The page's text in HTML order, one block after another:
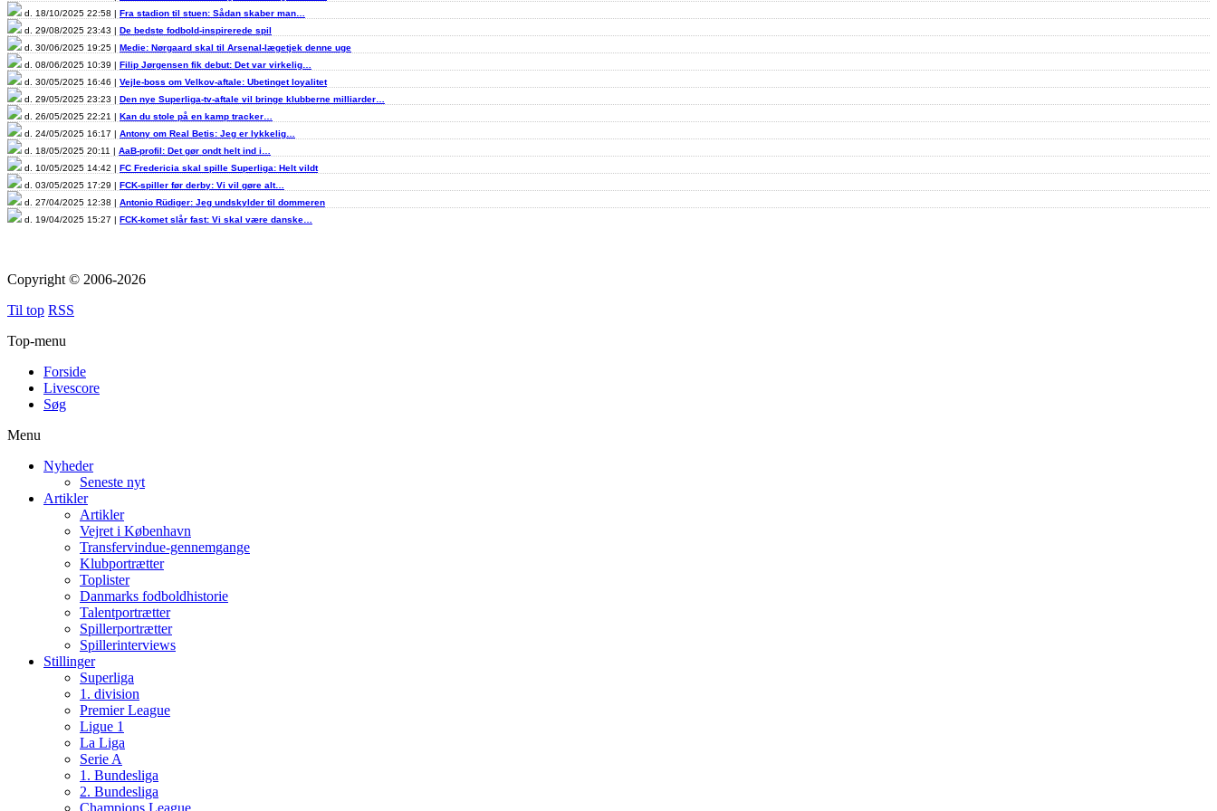
d. 18/10/2025 22:58 | Fra stadion til stuen: Sådan skaber man…
d. 29/08/2025 23:43 | De bedste fodbold-inspirerede spil
d. 30/06/2025 19:25 | Medie: Nørgaard skal til Arsenal-lægetjek denne uge
d. 08/06/2025 10:39 | Filip Jørgensen fik debut: Det var virkelig…
d. 30/05/2025 16:46 | Vejle-boss om Velkov-aftale: Ubetinget loyalitet
d. 29/05/2025 23:23 | Den nye Superliga-tv-aftale vil bringe klubberne milliarder…
d. 26/05/2025 22:21 | Kan du stole på en kamp tracker…
d. 24/05/2025 16:17 | Antony om Real Betis: Jeg er lykkelig…
d. 18/05/2025 20:11 | AaB-profil: Det gør ondt helt ind i…
d. 10/05/2025 14:42 | FC Fredericia skal spille Superliga: Helt vildt
d. 03/05/2025 17:29 | FCK-spiller før derby: Vi vil gøre alt…
d. 27/04/2025 12:38 | Antonio Rüdiger: Jeg undskylder til dommeren
d. 19/04/2025 15:27 | FCK-komet slår fast: Vi skal være danske…
Copyright © 2006-2026
Til top RSS
Top-menu
Forside
Livescore
Søg
Menu
Nyheder
Seneste nyt
Artikler
Artikler
Vejret i København
Transfervindue-gennemgange
Klubportrætter
Toplister
Danmarks fodboldhistorie
Talentportrætter
Spillerportrætter
Spillerinterviews
Stillinger
Superliga
1. division
Premier League
Ligue 1
La Liga
Serie A
1. Bundesliga
2. Bundesliga
Champions League